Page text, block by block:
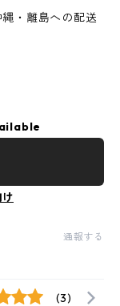
・離島への配送
通報する
(3)